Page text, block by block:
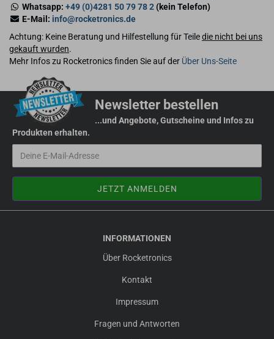
Whatsapp: +49 (0)4281 50 79 78 2(kein Telefon)
E-Mail: info@rocketronics.de
Achtung: Keine Beratung und Hilfestellung für Teiledie nicht bei uns
gekauft wurden.
Mehr Infos zu Rocketronics finden Sie auf der Über Uns-Seite
Newsletter bestellen
...und Angebote, Gutscheine und Infos zu
Produkten erhalten.
INFORMATIONEN
Über Rocketronics
Kontakt
Impressum
Fragen und Antworten